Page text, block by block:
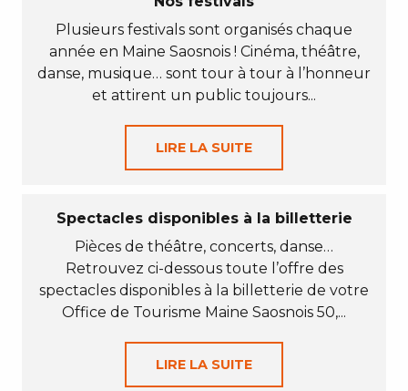
Plusieurs festivals sont organisés chaque
année en Maine Saosnois ! Cinéma, théâtre,
danse, musique… sont tour à tour à l’honneur
et attirent un public toujours...
LIRE LA SUITE
Spectacles disponibles à la billetterie
Pièces de théâtre, concerts, danse…
Retrouvez ci-dessous toute l’offre des
spectacles disponibles à la billetterie de votre
Office de Tourisme Maine Saosnois 50,...
LIRE LA SUITE